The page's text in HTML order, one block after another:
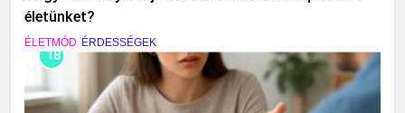
életünket?
ÉLETMÓD ÉRDESSÉGEK
18